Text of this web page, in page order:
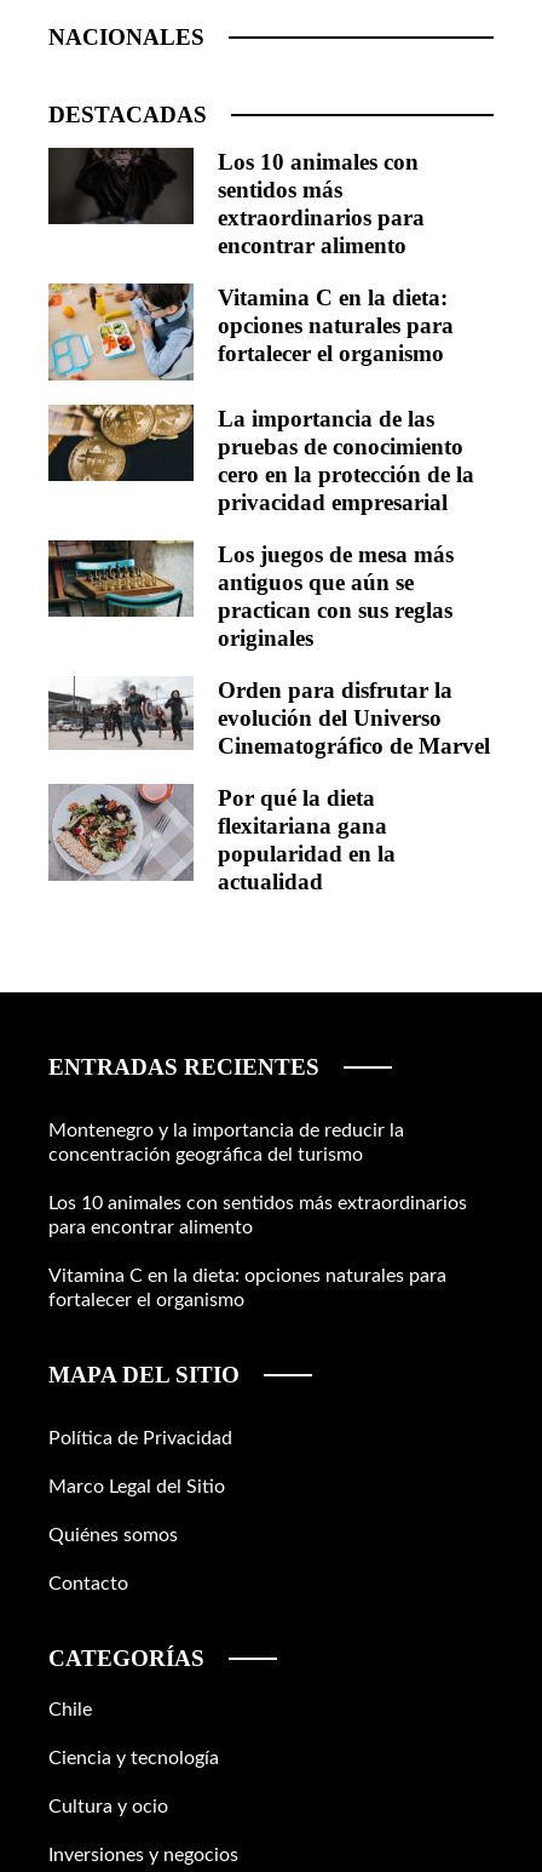
NACIONALES
DESTACADAS
Los 10 animales con
sentidos más
extraordinarios para
encontrar alimento
Vitamina C en la dieta:
opciones naturales para
fortalecer el organismo
La importancia de las
pruebas de conocimiento
cero en la protección de la
privacidad empresarial
Los juegos de mesa más
antiguos que aún se
practican con sus reglas
originales
Orden para disfrutar la
evolución del Universo
Cinematográfico de Marvel
Por qué la dieta
flexitariana gana
popularidad en la
actualidad
ENTRADAS RECIENTES
Montenegro y la importancia de reducir la
concentración geográfica del turismo
Los 10 animales con sentidos más extraordinarios
para encontrar alimento
Vitamina C en la dieta: opciones naturales para
fortalecer el organismo
MAPA DEL SITIO
Política de Privacidad
Marco Legal del Sitio
Quiénes somos
Contacto
CATEGORÍAS
Chile
Ciencia y tecnología
Cultura y ocio
Inversiones y negocios